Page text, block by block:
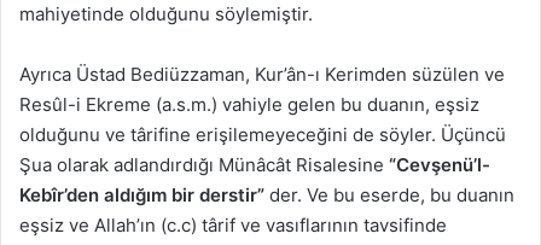
mahiyetinde olduğunu söylemiştir.
Ayrıca Üstad Bediüzzaman, Kur’ân-ı Kerimden süzülen ve
Resûl-i Ekreme (a.s.m.) vahiyle gelen bu duanın, eşsiz
olduğunu ve târifine erişilemeyeceğini de söyler. Üçüncü
Şua olarak adlandırdığı Münâcât Risalesine “Cevşenü’l-
Kebîr’den aldığım bir derstir” der. Ve bu eserde, bu duanın
eşsiz ve Allah’ın (c.c) târif ve vasıflarının tavsifinde